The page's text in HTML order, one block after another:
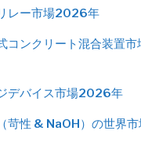
レー市場2026年
コンクリート混合装置
デバイス市場2026年
苛性 & NaOH）の世界